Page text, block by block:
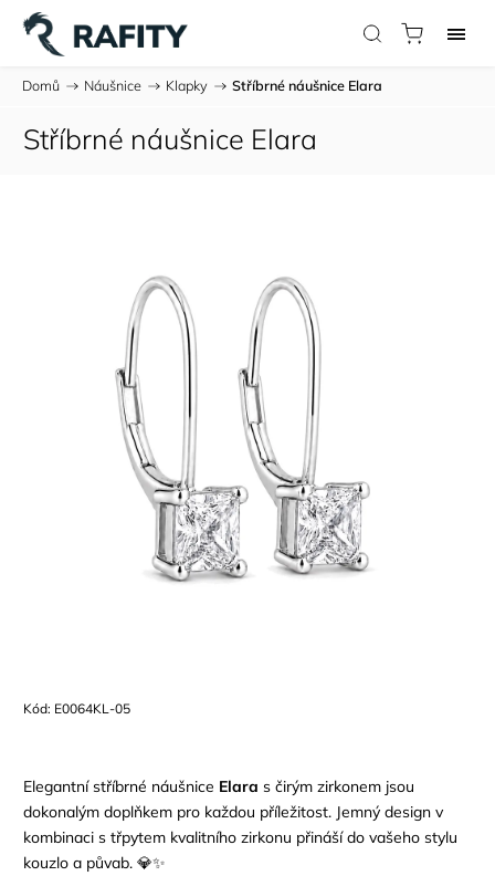
Domů / Náušnice / Klapky / Stříbrné náušnice Elara
Stříbrné náušnice Elara
Kód: E0064KL-05
Elegantní stříbrné náušnice Elara s čirým zirkonem jsou
dokonalým doplňkem pro každou příležitost. Jemný design v
kombinaci s třpytem kvalitního zirkonu přináší do vašeho stylu
kouzlo a půvab. 💎✨